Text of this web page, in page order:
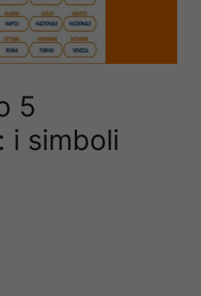
5
i simboli